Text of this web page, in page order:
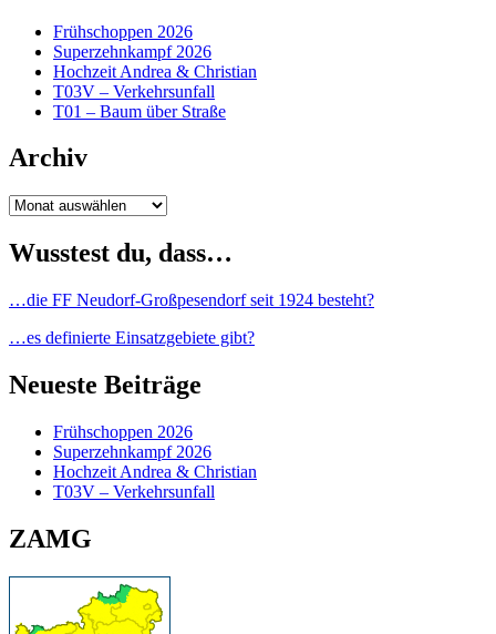
Frühschoppen 2026
Superzehnkampf 2026
Hochzeit Andrea & Christian
T03V – Verkehrsunfall
T01 – Baum über Straße
Archiv
Archiv
Wusstest du, dass…
…die FF Neudorf-Großpesendorf seit 1924 besteht?
…es definierte Einsatzgebiete gibt?
Neueste Beiträge
Frühschoppen 2026
Superzehnkampf 2026
Hochzeit Andrea & Christian
T03V – Verkehrsunfall
ZAMG